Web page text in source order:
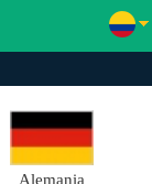
Alemania